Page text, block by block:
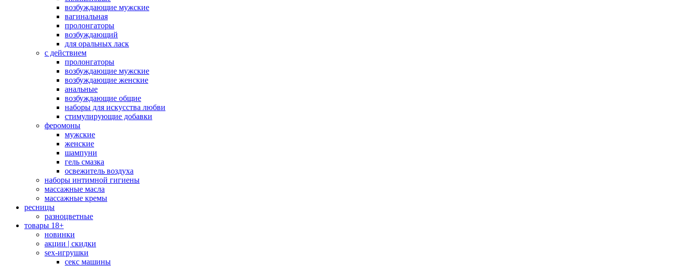
возбуждающие мужские
вагинальная
пролонгаторы
возбуждающий
для оральных ласк
с действием
пролонгаторы
возбуждающие мужские
возбуждающие женские
анальные
возбуждающие общие
наборы для искусства любви
стимулирующие добавки
феромоны
мужские
женские
шампуни
гель смазка
освежитель воздуха
наборы интимной гигиены
массажные масла
массажные кремы
ресницы
разноцветные
товары 18+
новинки
акции | скидки
sex-игрушки
секс машины